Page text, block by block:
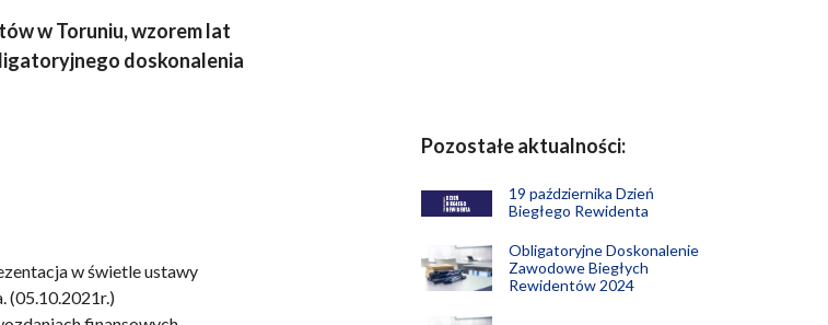
w Toruniu, wzorem lat
doskonalenia
w świetle ustawy
(05.10.2021r.)
Pozostałe aktualności:
19 października Dzień
Biegłego Rewidenta
Obligatoryjne Doskonalenie
Zawodowe Biegłych
Rewidentów 2024